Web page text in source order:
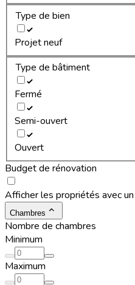
Type de bien
Projet neuf
Type de bâtiment
Fermé
Semi-ouvert
Ouvert
Budget de rénovation
Afficher les propriétés avec
Chambres
Nombre de chambres
Minimum
Maximum